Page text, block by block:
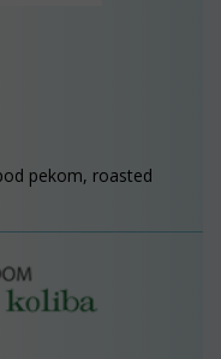
pekom, roasted